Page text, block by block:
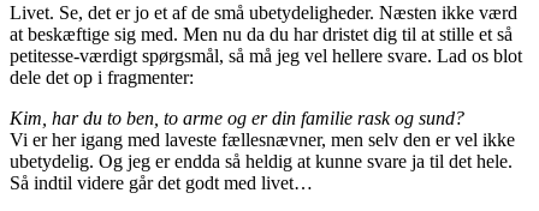
Livet. Se, det er jo et af de små ubetydeligheder. Næsten ikke værd
at beskæftige sig med. Men nu da du har dristet dig til at stille et så
petitesse-værdigt spørgsmål, så må jeg vel hellere svare. Lad os blot
dele det op i fragmenter:
Kim, har du to ben, to arme og er din familie rask og sund?
Vi er her igang med laveste fællesnævner, men selv den er vel ikke
ubetydelig. Og jeg er endda så heldig at kunne svare ja til det hele.
Så indtil videre går det godt med livet…